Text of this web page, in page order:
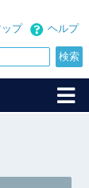
ヘルプ
プ